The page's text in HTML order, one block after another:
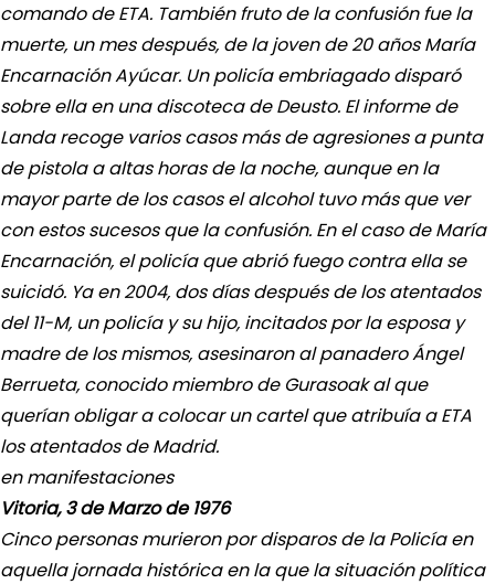
comando de ETA. También fruto de la confusión fue la
muerte, un mes después, de la joven de 20 años María
Encarnación Ayúcar. Un policía embriagado disparó
sobre ella en una discoteca de Deusto. El informe de
Landa recoge varios casos más de agresiones a punta
de pistola a altas horas de la noche, aunque en la
mayor parte de los casos el alcohol tuvo más que ver
con estos sucesos que la confusión. En el caso de María
Encarnación, el policía que abrió fuego contra ella se
suicidó. Ya en 2004, dos días después de los atentados
del 11-M, un policía y su hijo, incitados por la esposa y
madre de los mismos, asesinaron al panadero Ángel
Berrueta, conocido miembro de Gurasoak al que
querían obligar a colocar un cartel que atribuía a ETA
los atentados de Madrid.
en manifestaciones
Vitoria, 3 de Marzo de 1976
Cinco personas murieron por disparos de la Policía en
aquella jornada histórica en la que la situación política